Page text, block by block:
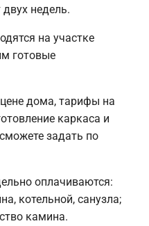
недель.
на участке
готовые
дома, тарифы на
каркаса и
задать по
оплачиваются:
котельной, санузла;
камина.